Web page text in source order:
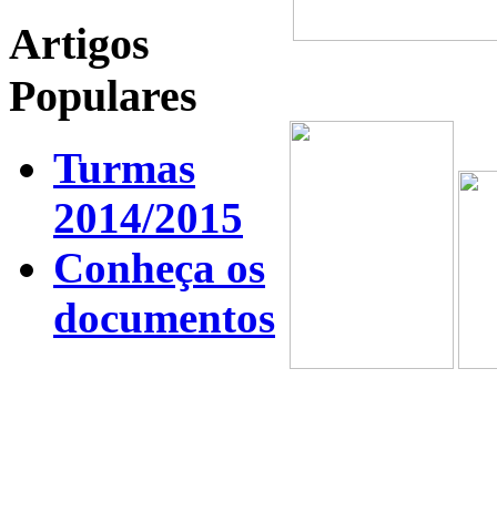
Artigos
Populares
Turmas
2014/2015
Conheça os
documentos